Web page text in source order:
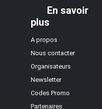
En savoir
plus
A propos
Nous contacter
Organisateurs
Newsletter
Codes Promo
Partenaires